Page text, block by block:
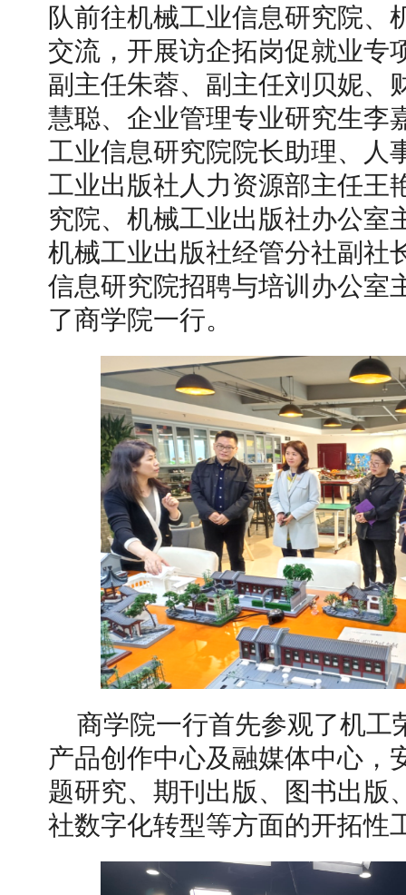
队前往机械工业信息研究院、
交流，开展访企拓岗促就业专
副主任朱蓉、副主任刘贝妮、
慧聪、企业管理专业研究生李
工业信息研究院院长助理、人
工业出版社人力资源部主任王
究院、机械工业出版社办公室
机械工业出版社经管分社副社
信息研究院招聘与培训办公室
了商学院一行。
商学院一行首先参观了机工
产品创作中心及融媒体中心，
题研究、期刊出版、图书出版
社数字化转型等方面的开拓性
【审核评估】新一轮本科教育教学审核评估工作
北工商光影——2026年北工商的夏